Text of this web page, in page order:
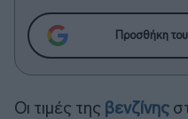
Προσθήκη
Οι τιμές της βενζίνης